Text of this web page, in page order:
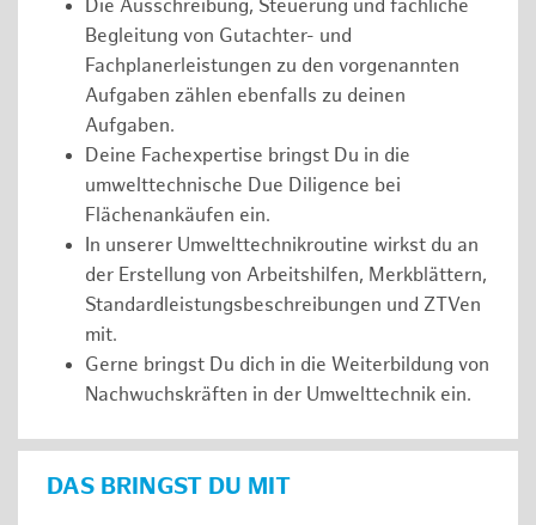
Die Ausschreibung, Steuerung und fachliche
Begleitung von Gutachter- und
Fachplanerleistungen zu den vorgenannten
Aufgaben zählen ebenfalls zu deinen
Aufgaben.
Deine Fachexpertise bringst Du in die
umwelttechnische Due Diligence bei
Flächenankäufen ein.
In unserer Umwelttechnikroutine wirkst du an
der Erstellung von Arbeitshilfen, Merkblättern,
Standardleistungsbeschreibungen und ZTVen
mit.
Gerne bringst Du dich in die Weiterbildung von
Nachwuchskräften in der Umwelttechnik ein.
DAS BRINGST DU MIT